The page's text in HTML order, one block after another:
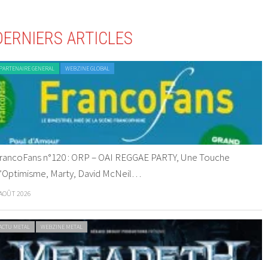
ARTICLES
GENERAL WEBZINE GLOBAL
n°120 : ORP – OAI REGGAE PARTY, Une Touche
Marty, David McNeil…
2026
METAL WEBZINE METAL